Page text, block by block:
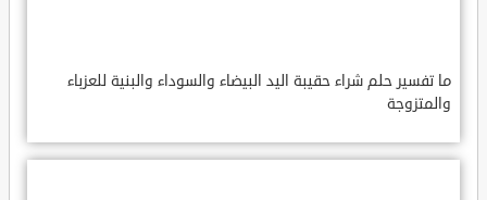
ما تفسير حلم شراء حقيبة اليد البيضاء والسوداء والبنية للعزباء
والمتزوجة